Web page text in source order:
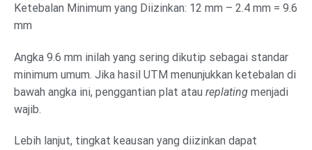
Ketebalan Minimum yang Diizinkan: 12 mm – 2.4 mm = 9.6
mm
Angka 9.6 mm inilah yang sering dikutip sebagai standar
minimum umum. Jika hasil UTM menunjukkan ketebalan di
bawah angka ini, penggantian plat atau replating menjadi
wajib.
Lebih lanjut, tingkat keausan yang diizinkan dapat